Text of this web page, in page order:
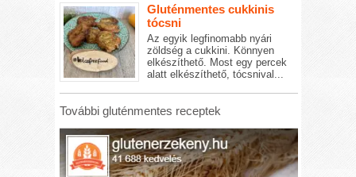
Gluténmentes cukkinis
tócsni
Az egyik legfinomabb nyári
zöldség a cukkini. Könnyen
elkészíthető. Most egy percek
alatt elkészíthető, tócsnival...
További gluténmentes receptek